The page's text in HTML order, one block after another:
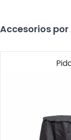
Accesorios